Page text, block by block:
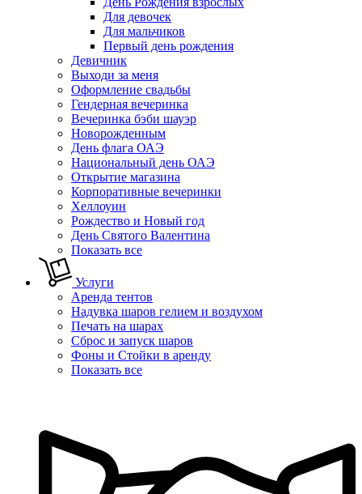
Для девочек
Для мальчиков
Первый день рождения
Девичник
Выходи за меня
Оформление свадьбы
Гендерная вечеринка
Вечеринка бэби шауэр
Новорожденным
День флага ОАЭ
Национальный день ОАЭ
Открытие магазина
Корпоративные вечеринки
Хеллоуин
Рождество и Новый год
День Святого Валентина
Показать все
Услуги
Аренда тентов
Надувка шаров гелием и воздухом
Печать на шарах
Сброс и запуск шаров
Фоны и Стойки в аренду
Показать все